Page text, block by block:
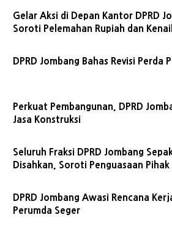
Gelar Aksi di Depan Kantor DPRD
Soroti Pelemahan Rupiah dan
DPRD Jombang Bahas Revisi Perda
Perkuat Pembangunan, DPRD
Jasa Konstruksi
Seluruh Fraksi DPRD Jombang
Disahkan, Soroti Penguasaan Pihak
DPRD Jombang Awasi Rencana
Perumda Seger